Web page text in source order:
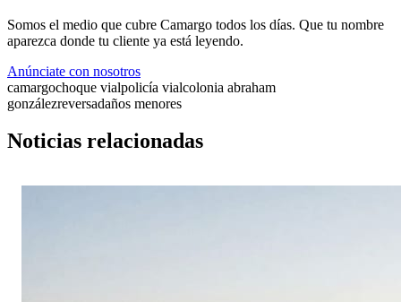
Somos el medio que cubre Camargo todos los días. Que tu nombre
aparezca donde tu cliente ya está leyendo.
Anúnciate con nosotros
camargochoque vialpolicía vialcolonia abraham
gonzálezreversadaños menores
Noticias relacionadas